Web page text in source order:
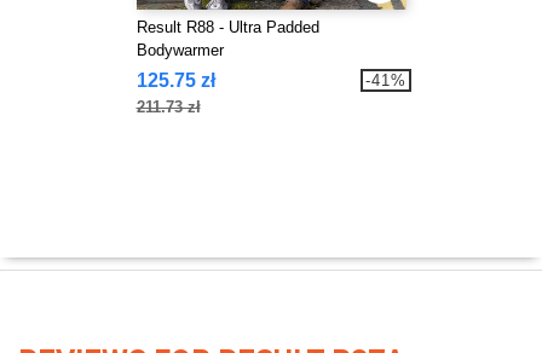
Result R88 - Ultra Padded
Bodywarmer
125.75 zł
211.73 zł
-41%